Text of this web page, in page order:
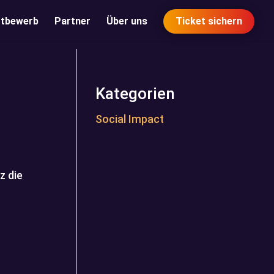
Partner Über uns Ticket sichern
die
Kategorien
Social Impact